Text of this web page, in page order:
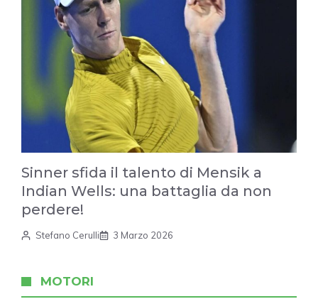
Sinner sfida il talento di Mensik a
Indian Wells: una battaglia da non
perdere!
Stefano Cerulli 3 Marzo 2026
MOTORI